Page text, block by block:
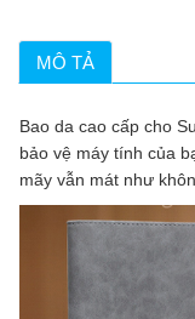
MÔ TẢ
Bao da cao cấp cho
bảo vệ máy tính của
mãy vẫn mát như